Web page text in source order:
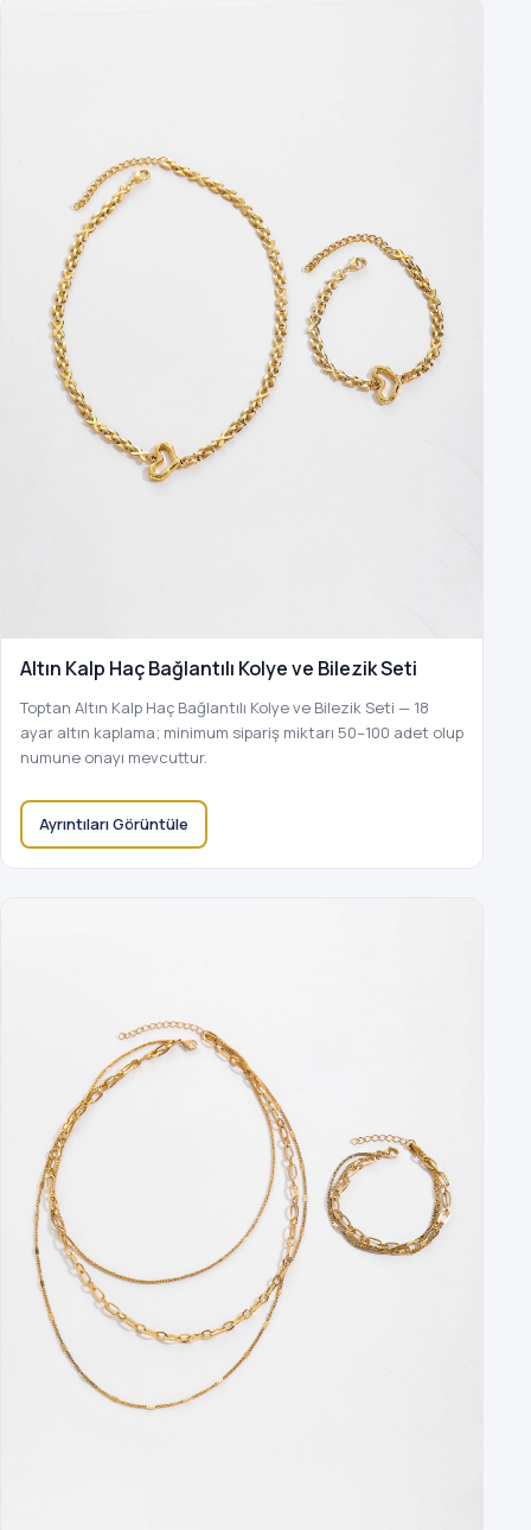
Altın Kalp Haç Bağlantılı Kolye ve Bilezik Seti
Toptan Altın Kalp Haç Bağlantılı Kolye ve Bilezik Seti — 18
ayar altın kaplama; minimum sipariş miktarı 50–100 adet olup
numune onayı mevcuttur.
Ayrıntıları Görüntüle